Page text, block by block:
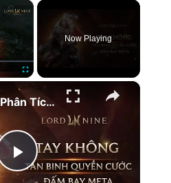
×
Now Playing
×
Play Video
LORDNINE: Phân Tích TAY KHÔNG - Class Mới Nhất Liệu Có Đột Phá Được Meta Đao Kiếm?